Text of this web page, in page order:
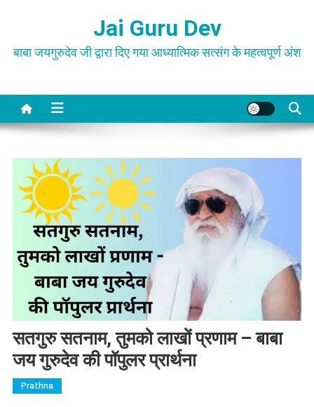
content
Jai Guru Dev
बाबा जयगुरुदेव जी द्वारा दिए गया आध्यात्मिक सत्संग के महत्वपूर्ण अंश
सतगुरु सतनाम, तुमको लाखों प्रणाम – बाबा
जय गुरुदेव की पॉपुलर प्रार्थना
Prathna